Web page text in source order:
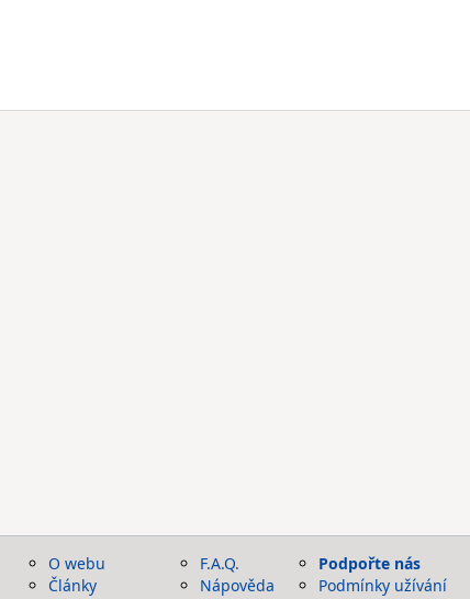
O webu
Články
F.A.Q.
Nápověda
Podpořte nás
Podmínky užívání